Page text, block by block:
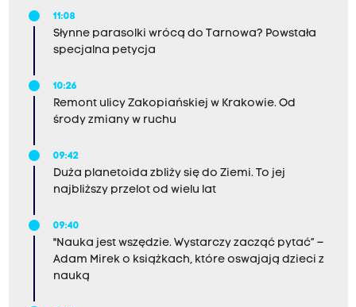
11:08
Słynne parasolki wrócą do Tarnowa? Powstała
specjalna petycja
10:26
Remont ulicy Zakopiańskiej w Krakowie. Od
środy zmiany w ruchu
09:42
Duża planetoida zbliży się do Ziemi. To jej
najbliższy przelot od wielu lat
09:40
"Nauka jest wszędzie. Wystarczy zacząć pytać” –
Adam Mirek o książkach, które oswajają dzieci z
nauką